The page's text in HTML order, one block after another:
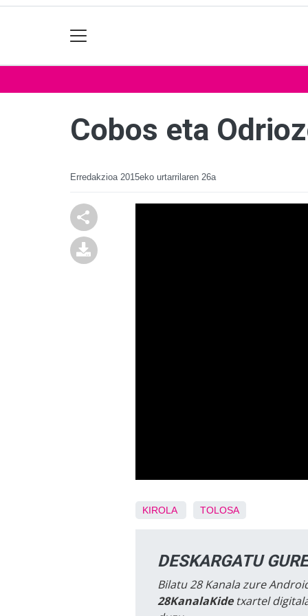
Cobos eta
Erredakzioa 2015eko urtarrilaren 26a
KIROLA TOLOSA
DESKARGATU
Bilatu 28 Kanala zure
28KanalaKidetxartel